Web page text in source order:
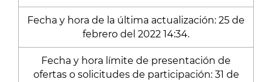
Fecha y hora de la última actualización: 25 de
febrero del 2022 14:34.
Fecha y hora límite de presentación de
ofertas o solicitudes de participación: 31 de